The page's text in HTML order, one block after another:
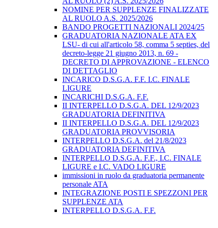
NOMINE PER SUPPLENZE FINALIZZATE
AL RUOLO A.S. 2025/2026
BANDO PROGETTI NAZIONALI 2024/25
GRADUATORIA NAZIONALE ATA EX
LSU- di cui all'articolo 58, comma 5 septies, del
decreto-legge 21 giugno 2013, n. 69 -
DECRETO DI APPROVAZIONE - ELENCO
DI DETTAGLIO
INCARICO D.S.G.A. F.F. I.C. FINALE
LIGURE
INCARICHI D.S.G.A. F.F.
II INTERPELLO D.S.G.A. DEL 12/9/2023
GRADUATORIA DEFINITIVA
II INTERPELLO D.S.G.A. DEL 12/9/2023
GRADUATORIA PROVVISORIA
INTERPELLO D.S.G.A. del 21/8/2023
GRADUATORIA DEFINITIVA
INTERPELLO D.S.G.A. F.F., I.C. FINALE
LIGURE e I.C. VADO LIGURE
immissioni in ruolo da graduatoria permanente
personale ATA
INTEGRAZIONE POSTI E SPEZZONI PER
SUPPLENZE ATA
INTERPELLO D.S.G.A. F.F.